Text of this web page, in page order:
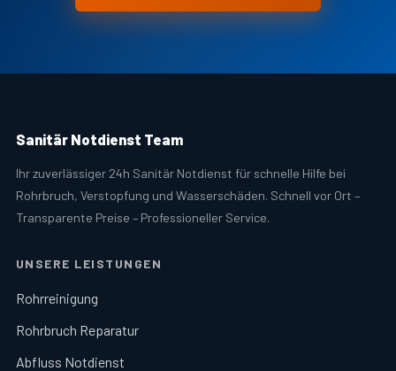
Sanitär Notdienst Team
Ihr zuverlässiger 24h Sanitär Notdienst für schnelle Hilfe bei
Rohrbruch, Verstopfung und Wasserschäden. Schnell vor Ort –
Transparente Preise – Professioneller Service.
UNSERE LEISTUNGEN
Rohrreinigung
Rohrbruch Reparatur
Abfluss Notdienst